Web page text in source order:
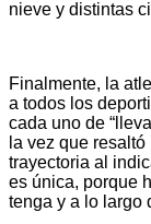
nieve y distintas
Finalmente, la
a todos los
cada uno de
la vez que
trayectoria al
es única, porque
tenga y a lo largo